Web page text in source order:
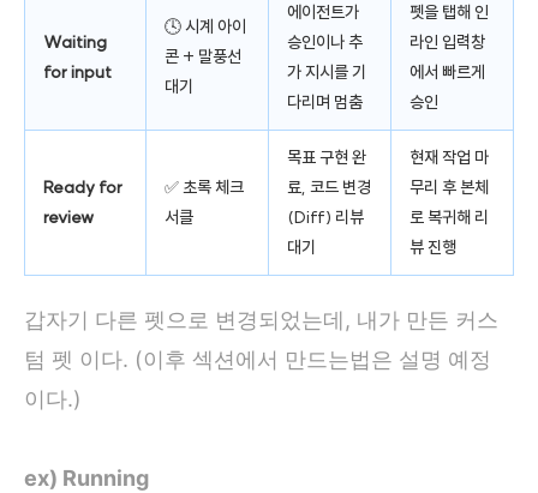
Waiting
for input
🕓 시계 아이
콘 + 말풍선
대기
에이전트가
승인이나 추
가 지시를 기
다리며 멈춤
펫을 탭해 인
라인 입력창
에서 빠르게
승인
Ready for
review
✅ 초록 체크
서클
목표 구현 완
료, 코드 변경
(Diff) 리뷰
대기
현재 작업 마
무리 후 본체
로 복귀해 리
뷰 진행
갑자기 다른 펫으로 변경되었는데, 내가 만든 커스
텀 펫 이다. (이후 섹션에서 만드는법은 설명 예정
이다.)
ex) Running